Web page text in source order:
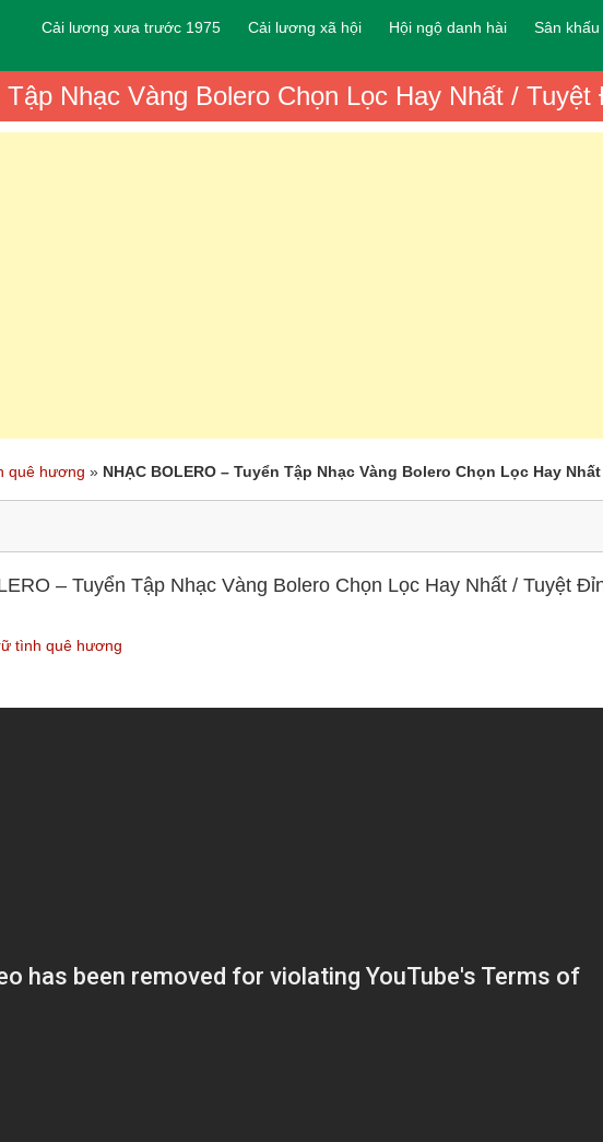
Cải lương xưa trước 1975 Cải lương xã hội Hội ngộ danh hài Sân khấu
Nhạc Vàng Bolero Chọn Lọc Hay Nhất / Tuyệt
quê hương » NHẠC BOLERO – Tuyển Tập Nhạc Vàng Bolero Chọn Lọc Hay
– Tuyển Tập Nhạc Vàng Bolero Chọn Lọc Hay Nhất / Tuyệt
tình quê hương